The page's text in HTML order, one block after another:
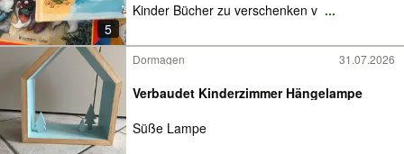
5
Kinder Bücher zu verschenken v ...
Dormagen 31.07.2026
Verbaudet Kinderzimmer Hängelampe
Süße Lampe